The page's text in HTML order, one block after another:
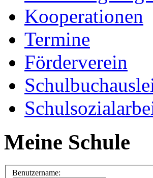
Kooperationen
Termine
Förderverein
Meine Schule
Benutzername: